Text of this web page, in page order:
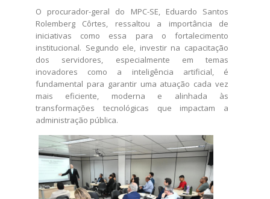
O procurador-geral do MPC-SE, Eduardo Santos
Rolemberg Côrtes, ressaltou a importância de
iniciativas como essa para o fortalecimento
institucional. Segundo ele, investir na capacitação
dos servidores, especialmente em temas
inovadores como a inteligência artificial, é
fundamental para garantir uma atuação cada vez
mais eficiente, moderna e alinhada às
transformações tecnológicas que impactam a
administração pública.